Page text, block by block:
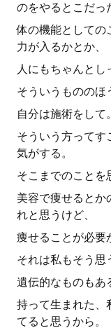
のをやるとこだっ
体の機能としての
力が入るかとか、
人にもちゃんとし
そういうもののほ
自分は施術をして。
そういう方ってす
気がする。
そこまでのことを
美容で痩せるとか
れと思うけど、
痩せることが必要
それは私もそう思
遺伝的なものもあ
持って生まれた、
てると思うから。